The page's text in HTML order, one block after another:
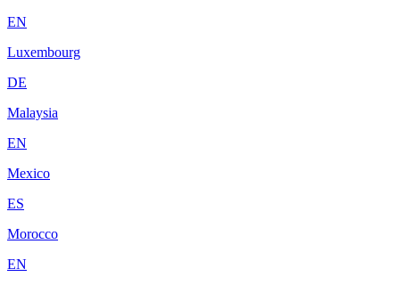
EN
Luxembourg
DE
Malaysia
EN
Mexico
ES
Morocco
EN